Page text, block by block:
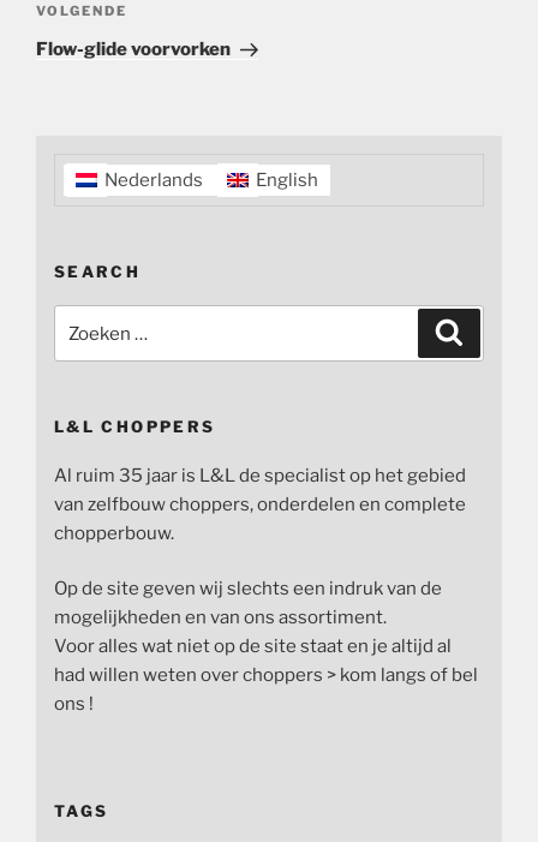
Volgend
bericht
VOLGENDE
Flow-glide voorvorken
Nederlands English
SEARCH
naar:
L&L CHOPPERS
Al ruim 35 jaar is L&L de specialist op het gebied
van zelfbouw choppers, onderdelen en complete
chopperbouw.
Op de site geven wij slechts een indruk van de
mogelijkheden en van ons assortiment.
Voor alles wat niet op de site staat en je altijd al
had willen weten over choppers > kom langs of bel
ons !
TAGS